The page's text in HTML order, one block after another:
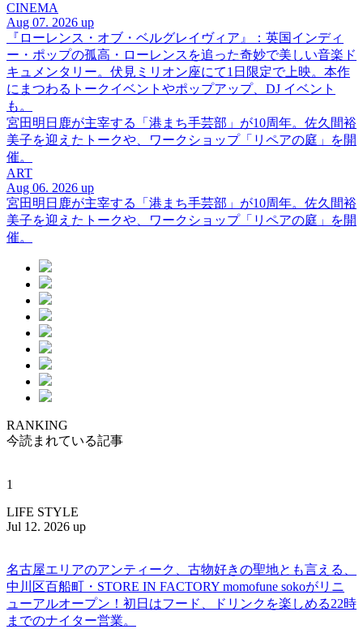
CINEMA
Aug 07. 2026 up
『ローレンス・オブ・ベルグレイヴィア』：英国インディ
ー・ポップの孤高・ローレンスを追った奇妙で美しい音楽ド
キュメンタリー。伏見ミリオン座にて1日限定で上映。本作
にまつわるトークイベントやポップアップ、DJ イベント
も。
宮田明日鹿が主宰する「港まち手芸部」が10周年。佐久間裕
美子を迎えたトークや、ワークショップ「リペアの庭」を開
催。
ART
Aug 06. 2026 up
宮田明日鹿が主宰する「港まち手芸部」が10周年。佐久間裕
美子を迎えたトークや、ワークショップ「リペアの庭」を開
催。
RANKING
今読まれている記事
1
LIFE STYLE
Jul 12. 2026 up
名古屋エリアのアンティーク、古物好きの聖地とも言える、
中川区百船町・STORE IN FACTORY momofune sokoがリニ
ューアルオープン！初日はフード、ドリンクを楽しめる22時
までのナイター営業。